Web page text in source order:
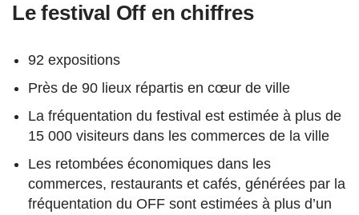
Le festival Off en chiffres
92 expositions
Près de 90 lieux répartis en cœur de ville
La fréquentation du festival est estimée à plus de
15 000 visiteurs dans les commerces de la ville
Les retombées économiques dans les
commerces, restaurants et cafés, générées par la
fréquentation du OFF sont estimées à plus d’un